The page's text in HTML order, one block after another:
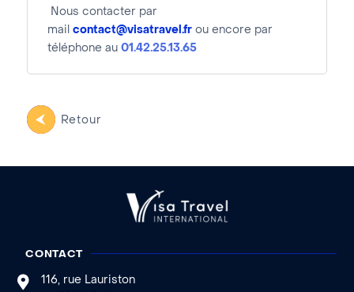
Nous contacter par
mail contact@visatravel.frou encore par
téléphone au 01.42.25.13.65
Retour
CONTACT
116, rue Lauriston